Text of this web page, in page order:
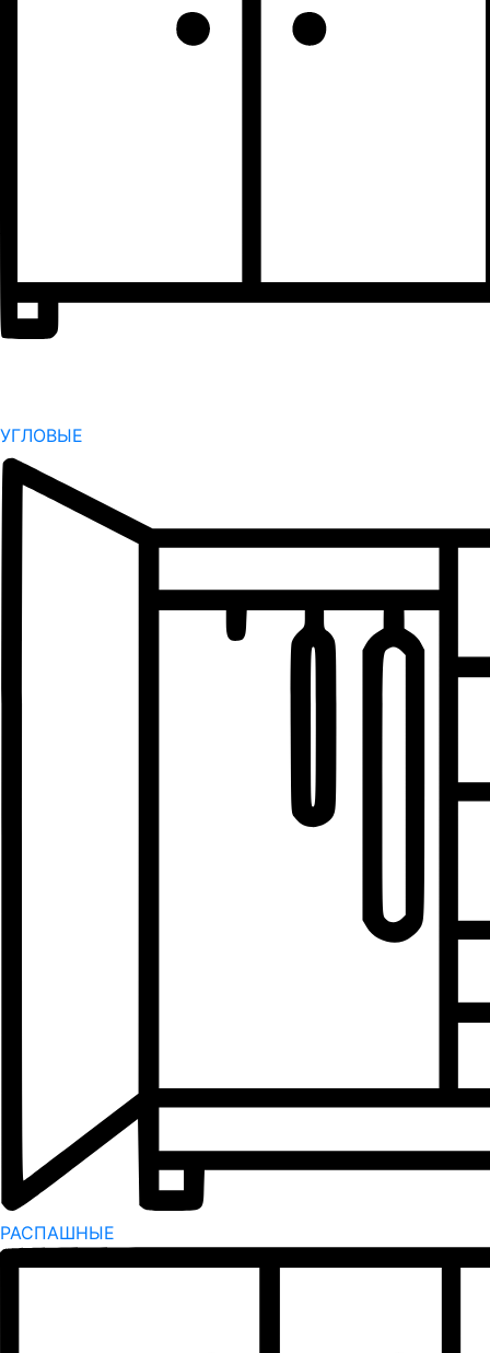
УГЛОВЫЕ
РАСПАШНЫЕ